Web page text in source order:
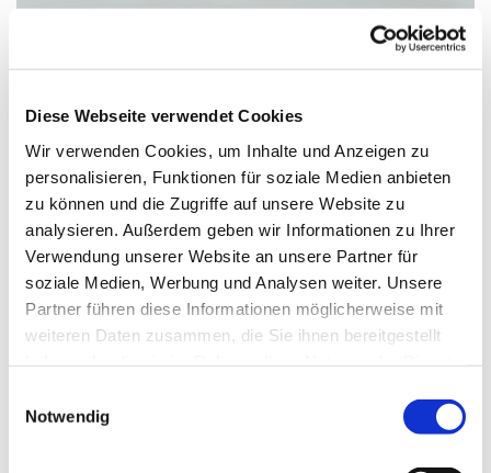
Diese Webseite verwendet Cookies
Wir verwenden Cookies, um Inhalte und Anzeigen zu
personalisieren, Funktionen für soziale Medien anbieten
zu können und die Zugriffe auf unsere Website zu
analysieren. Außerdem geben wir Informationen zu Ihrer
Verwendung unserer Website an unsere Partner für
soziale Medien, Werbung und Analysen weiter. Unsere
Partner führen diese Informationen möglicherweise mit
weiteren Daten zusammen, die Sie ihnen bereitgestellt
Notwendig
Sonntag, 16. Mai 2027, 09:45 - 10:15
Uhr
Versöhnungskirche, Gluckweg 2-4,
33758 Schloß Holte-Stukenbrock